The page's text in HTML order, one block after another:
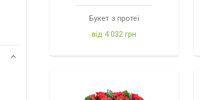
Букет з протеї
від 4 032 грн